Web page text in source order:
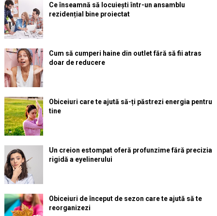
Ce înseamnă să locuiești într-un ansamblu
rezidențial bine proiectat
Cum să cumperi haine din outlet fără să fii atras
doar de reducere
Obiceiuri care te ajută să-ți păstrezi energia pentru
tine
Un creion estompat oferă profunzime fără precizia
rigidă a eyelinerului
Obiceiuri de început de sezon care te ajută să te
reorganizezi